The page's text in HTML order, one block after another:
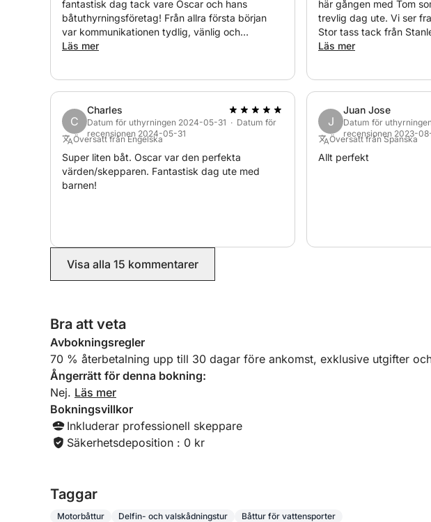
fantastisk dag tack vare Oscar och hans
båtuthyrningsföretag! Från allra första början
var kommunikationen tydlig, vänlig och
superhjälpsam. Oscar gjorde allt för att se till att
avslappnad och gjorde hela upplevelsen ännu
trevligare. Rekommenderar starkt detta företag
om du letar efter en perfekt dag på vattnet. Vi
kommer definitivt tillbaka!
Läs mer
här gången med Tom
trevlig dag ute. Vi ser fram emot vår nästa resa.
Stor tass tack från
Läs mer
C
Charles
Datum för uthyrningen 2024-05-31 · Datum för
recensionen 2024-05-31
Översatt från Engelska
Super liten båt. Oscar var den perfekta
värden/skepparen. Fantastisk dag ute med
barnen!
J
Juan Jose
Datum för
recensionen 2023-
Översatt från Spanska
Allt perfekt
Visa alla 15 kommentarer
Bra att veta
Avbokningsregler
70 % återbetalning upp till 30 dagar före ankomst, exklusive utgifter
Ångerrätt för denna bokning:
Nej. Läs mer
Bokningsvillkor
Inkluderar professionell skeppare
Säkerhetsdeposition : 0 kr
Taggar
Motorbåttur Delfin- och valskådningstur Båttur för vattensporter